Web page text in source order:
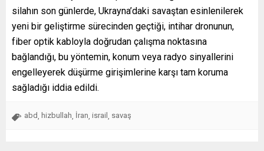
silahın son günlerde, Ukrayna’daki savaştan esinlenilerek
yeni bir geliştirme sürecinden geçtiği, intihar dronunun,
fiber optik kabloyla doğrudan çalışma noktasına
bağlandığı, bu yöntemin, konum veya radyo sinyallerini
engelleyerek düşürme girişimlerine karşı tam koruma
sağladığı iddia edildi.
abd hizbullah İran israil savaş